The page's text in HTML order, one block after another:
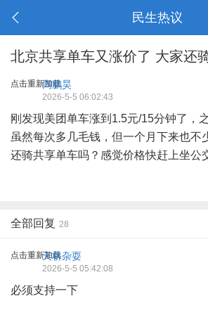
民生热议
北京共享单车又涨价了 大家还
点击重新加载
周鹏昊
2026-5-5 06:02:43
刚发现美团单车涨到1.5元/15分钟了，
虽然每次多几毛钱，但一个月下来也不
还骑共享单车吗？感觉价格快赶上坐公
全部回复 28
点击重新加载天桥杂耍
2026-5-5 05:42:08
必须支持一下